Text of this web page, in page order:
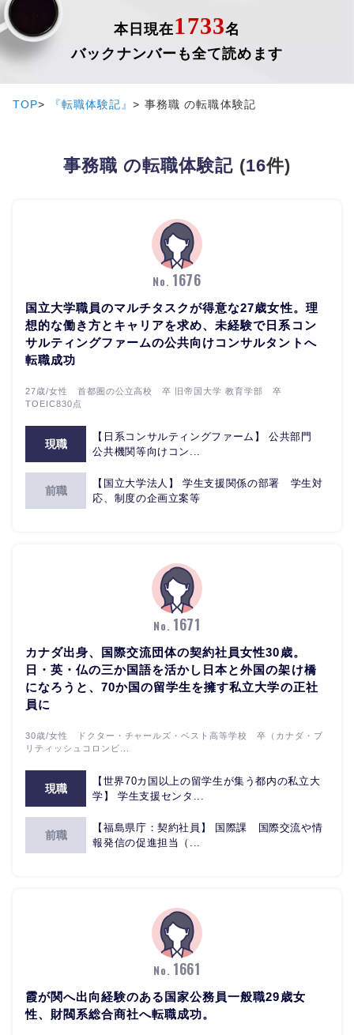
本日現在1733名
バックナンバーも全て読めます
TOP 『転職体験記』 事務職 の転職体験記
事務職 の転職体験記 (16件)
No. 1676
国立大学職員のマルチタスクが得意な27歳女性。理
想的な働き方とキャリアを求め、未経験で日系コン
サルティングファームの公共向けコンサルタントへ
転職成功
27歳/女性 首都圏の公立高校 卒 旧帝国大学 教育学部 卒
TOEIC830点
現職
【日系コンサルティングファーム】 公共部門
公共機関等向けコン...
前職
【国立大学法人】 学生支援関係の部署 学生対
応、制度の企画立案等
No. 1671
カナダ出身、国際交流団体の契約社員女性30歳。
日・英・仏の三か国語を活かし日本と外国の架け橋
になろうと、70か国の留学生を擁す私立大学の正社
員に
30歳/女性 ドクター・チャールズ・ベスト高等学校 卒（カナダ・ブ
リティッシュコロンビ...
現職
【世界70カ国以上の留学生が集う都内の私立大
学】 学生支援センタ...
前職
【福島県庁：契約社員】 国際課 国際交流や情
報発信の促進担当（...
No. 1661
霞が関へ出向経験のある国家公務員一般職29歳女
性、財閥系総合商社へ転職成功。